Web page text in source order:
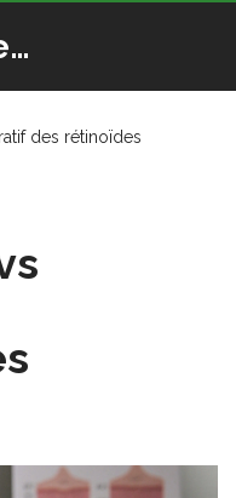
Espace Santé Ertedis
des rétinoïdes